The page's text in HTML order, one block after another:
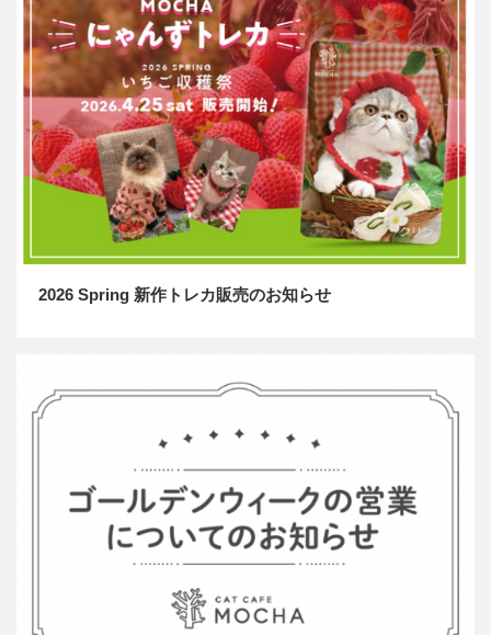
2026 Spring 新作トレカ販売のお知らせ